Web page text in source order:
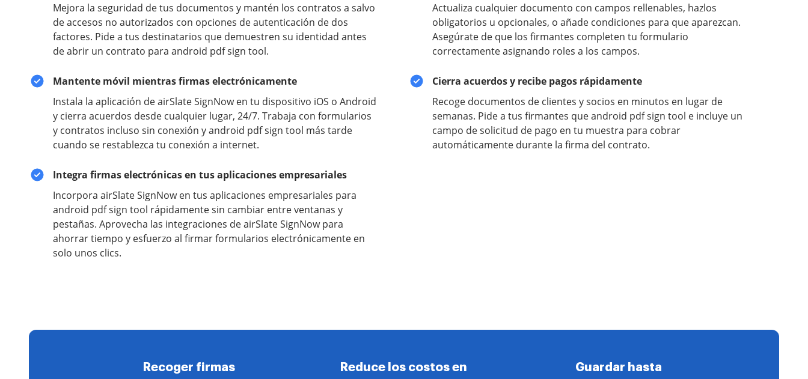
Mejora la seguridad de tus documentos y mantén los contratos a salvo
de accesos no autorizados con opciones de autenticación de dos
factores. Pide a tus destinatarios que demuestren su identidad antes
de abrir un contrato para android pdf sign tool.
Mantente móvil mientras firmas electrónicamente
Instala la aplicación de airSlate SignNow en tu dispositivo iOS o Android
y cierra acuerdos desde cualquier lugar, 24/7. Trabaja con formularios
y contratos incluso sin conexión y android pdf sign tool más tarde
cuando se restablezca tu conexión a internet.
Integra firmas electrónicas en tus aplicaciones empresariales
Incorpora airSlate SignNow en tus aplicaciones empresariales para
android pdf sign tool rápidamente sin cambiar entre ventanas y
pestañas. Aprovecha las integraciones de airSlate SignNow para
ahorrar tiempo y esfuerzo al firmar formularios electrónicamente en
solo unos clics.
Actualiza cualquier documento con campos rellenables, hazlos
obligatorios u opcionales, o añade condiciones para que aparezcan.
Asegúrate de que los firmantes completen tu formulario
correctamente asignando roles a los campos.
Cierra acuerdos y recibe pagos rápidamente
Recoge documentos de clientes y socios en minutos en lugar de
semanas. Pide a tus firmantes que android pdf sign tool e incluye un
campo de solicitud de pago en tu muestra para cobrar
automáticamente durante la firma del contrato.
Recoger firmas Reduce los costos en Guardar hasta